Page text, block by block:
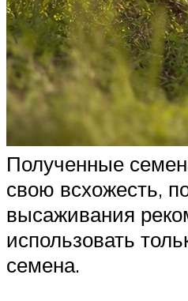
Полученные
свою всхожесть,
высаживания
использовать
семена.